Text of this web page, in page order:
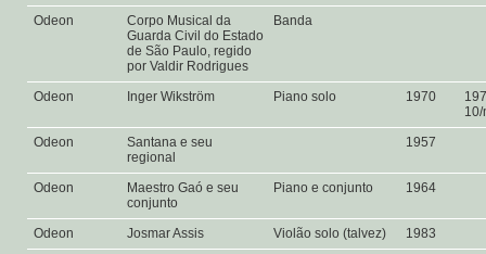
Odeon
Corpo Musical da
Guarda Civil do Estado
de São Paulo, regido
por Valdir Rodrigues
Banda
Odeon Inger Wikström Piano solo 1970
Odeon
Santana e seu
regional
1957
Odeon
Maestro Gaó e seu
conjunto
Piano e conjunto 1964
Odeon Josmar Assis Violão solo (talvez)
1983